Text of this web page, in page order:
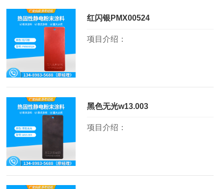
红闪银PMX00524
项目介绍：
黑色无光w13.003
项目介绍：